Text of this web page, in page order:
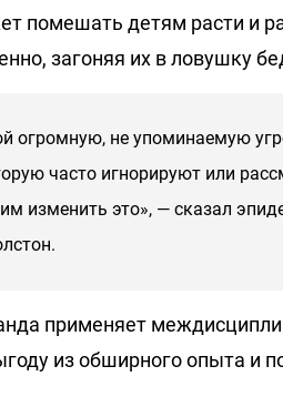
помешать детям расти и
загоняя их в ловушку
огромную, не упоминаемую
часто игнорируют или
изменить это», — сказал
применяет
из обширного опыта и